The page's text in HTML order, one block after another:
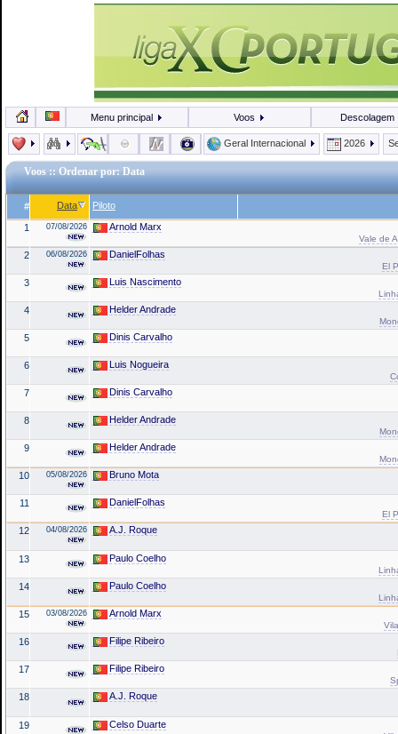
Menu principal Voos Descolagem
Geral Internacional 2026
Voos :: Ordenar por: Data
# Data Piloto
1 07/08/2026 Arnold Marx
Vale de
2 06/08/2026 DanielFolhas
El
3 Luis Nascimento
4 Helder Andrade
5 Dinis Carvalho
6 Luis Nogueira
7 Dinis Carvalho
8 Helder Andrade
9 Helder Andrade
10 05/08/2026 Bruno Mota
11 DanielFolhas
El
12 04/08/2026 A.J. Roque
13 Paulo Coelho
14 Paulo Coelho
15 03/08/2026 Arnold Marx
16 Filipe Ribeiro
17 Filipe Ribeiro
18 A.J. Roque
19 Celso Duarte